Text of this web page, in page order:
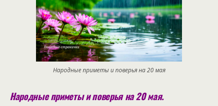
Народные приметы и поверья на 20 мая
Народные приметы и поверья на 20 мая.